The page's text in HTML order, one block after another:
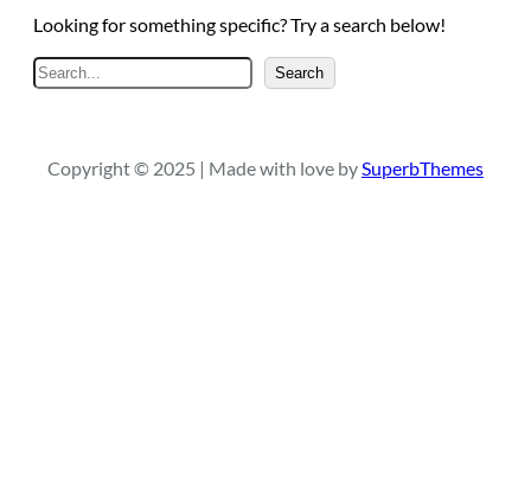
Looking for something specific? Try a search below!
A
r
Search
Copyright © 2025 | Made with love bySuperbThemes